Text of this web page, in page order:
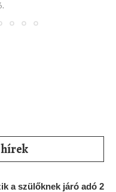
a szülőknek járó adó 2